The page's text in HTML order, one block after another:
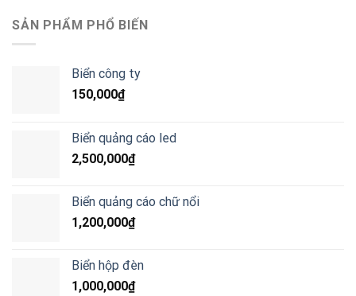
SẢN PHẨM PHỔ BIẾN
Biển công ty
150,000₫
Biển quảng cáo led
2,500,000₫
Biển quảng cáo chữ nổi
1,200,000₫
Biển hộp đèn
1,000,000₫